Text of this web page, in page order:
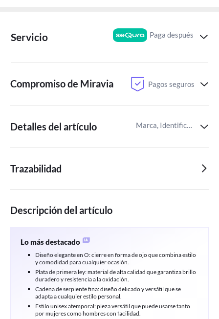
Servicio Paga después
Compromiso de Miravia Pagos seguros
Detalles del artículo Marca, Identificador del artículo de Miravia
Trazabilidad
Descripción del artículo
Lo más destacado
Diseño elegante en O: cierre en forma de ojo que combina estilo
y comodidad para cualquier ocasión.
Plata de primera ley: material de alta calidad que garantiza brillo
duradero y resistencia a la oxidación.
Cadena de serpiente fina: diseño delicado y versátil que se
adapta a cualquier estilo personal.
Estilo unisex atemporal: pieza versátil que puede usarse tanto
por mujeres como hombres con facilidad.